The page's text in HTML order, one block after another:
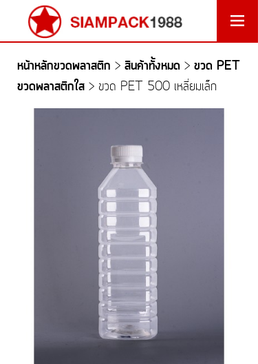
หน้าหลักขวดพลาสติก > สินค้าทั้งหมด > ขวด PET
ขวดพลาสติกใส > ขวด PET 500 เหลี่ยมเล็ก